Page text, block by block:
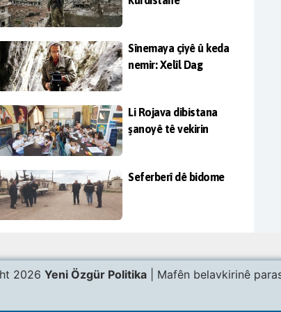
Sînemaya çiyê û keda
nemir: Xelîl Dag
Li Rojava dibistana
şanoyê tê vekirin
Seferberî dê bidome
2026 Yeni Özgür Politika| Mafên belavkirinê